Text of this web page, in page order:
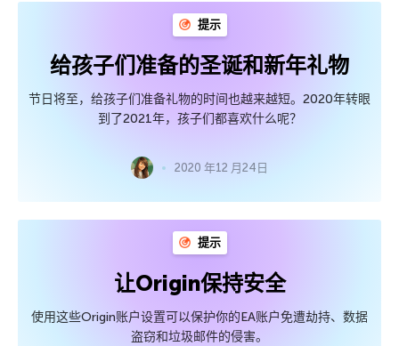
提示
给孩子们准备的圣诞和新年礼物
节日将至，给孩子们准备礼物的时间也越来越短。2020年转眼
到了2021年，孩子们都喜欢什么呢？
2020 年12 月24日
提示
让Origin保持安全
使用这些Origin账户设置可以保护你的EA账户免遭劫持、数据
盗窃和垃圾邮件的侵害。